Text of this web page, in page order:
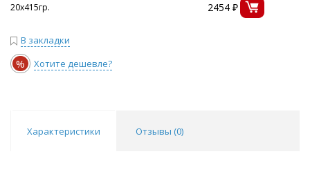
20х415гр. 2454 ₽
В закладки
% Хотите дешевле?
Характеристики Отзывы (0)